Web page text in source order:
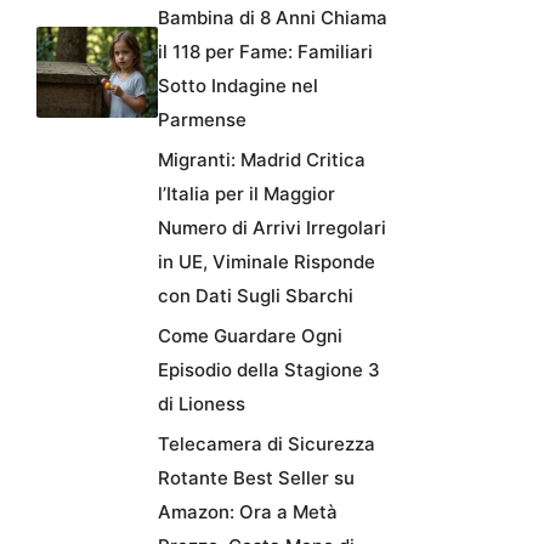
Bambina di 8 Anni Chiama
il 118 per Fame: Familiari
Sotto Indagine nel
Parmense
Migranti: Madrid Critica
l’Italia per il Maggior
Numero di Arrivi Irregolari
in UE, Viminale Risponde
con Dati Sugli Sbarchi
Come Guardare Ogni
Episodio della Stagione 3
di Lioness
Telecamera di Sicurezza
Rotante Best Seller su
Amazon: Ora a Metà